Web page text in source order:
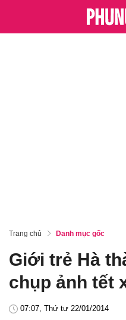
Trang chủ Danh mục gốc
Giới trẻ Hà
chụp ảnh tết
07:07, Thứ tư 22/01/2014